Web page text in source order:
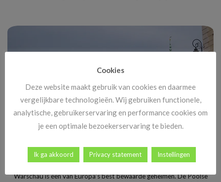
Stedentrip Warschau: ontdek de verrassende charme van
Polen’s bruisende hoofdstad
Warschau is een van Europa’s best bewaarde geheimen. De Poolse
Cookies
Deze website maakt gebruik van cookies en daarmee
vergelijkbare technologieën. Wij gebruiken functionele,
analytische, gebruikerservaring en performance cookies om
je een optimale bezoekerservaring te bieden.
Ik ga akkoord Privacy statement Instellingen